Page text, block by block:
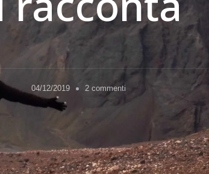
04/12/2019 2 commentisu
Claudia
si
racconta